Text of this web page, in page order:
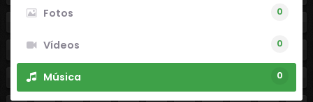
Fotos 0
Vídeos 0
Música 0